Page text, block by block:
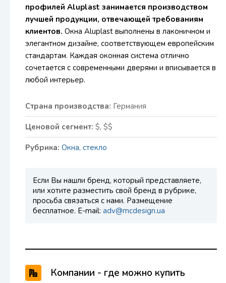
профилей Aluplast занимается производством
лучшей продукции, отвечающей требованиям
клиентов. Окна Aluplast выполнены в лаконичном и
элегантном дизайне, соответствующем европейским
стандартам. Каждая оконная система отлично
сочетается с современными дверями и вписывается в
любой интерьер.
Страна производства: Германия
Ценовой сегмент: $, $$
Рубрика: Окна, стекло
Если Вы нашли бренд, который представляете,
или хотите разместить свой бренд в рубрике,
просьба связаться с нами. Размещение
бесплатное. E-mail: adv@mcdesign.ua
Компании - где можно купить